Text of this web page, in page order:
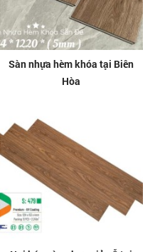
Sàn nhựa hèm khóa tại Biên
Hòa